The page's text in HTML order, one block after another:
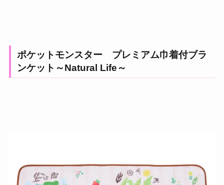
ポケットモンスター プレミアム巾着付ブラ
ンケット～Natural Life～